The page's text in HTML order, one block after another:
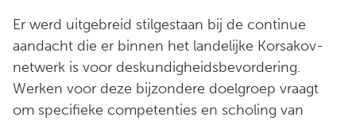
Er werd uitgebreid stilgestaan bij de continue
aandacht die er binnen het landelijke Korsakov-
netwerk is voor deskundigheidsbevordering.
Werken voor deze bijzondere doelgroep vraagt
om specifieke competenties en scholing van